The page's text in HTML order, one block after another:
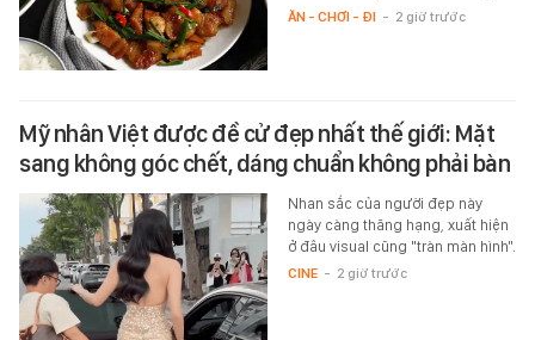
ĂN - CHƠI - ĐI - 2 giờ trước
Mỹ nhân Việt được đề cử đẹp nhất thế giới: Mặt
sang không góc chết, dáng chuẩn không phải bàn
Nhan sắc của người đẹp này
ngày càng thăng hạng, xuất hiện
ở đâu visual cũng "tràn màn hình".
CINE - 2 giờ trước